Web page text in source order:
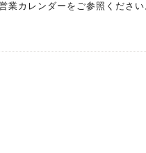
業カレンダーをご参照ください